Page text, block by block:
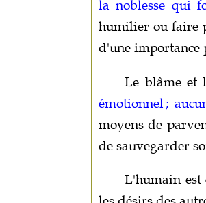
la noblesse qui
humilier ou faire
d'une
Le blâme et
émotionnel ;
moyens de
de sauvegarder
L'humain est